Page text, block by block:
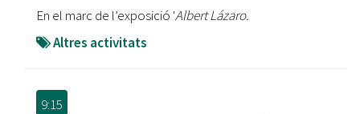
En el marc de l’exposició 'Albert Lázaro.
Altres activitats
9:15